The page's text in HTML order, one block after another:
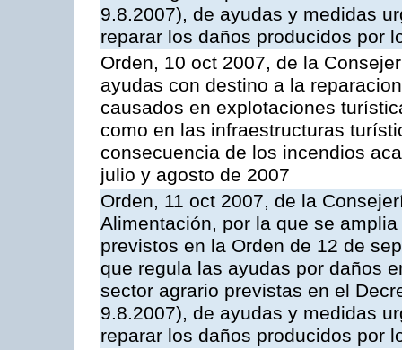
9.8.2007), de ayudas y medidas
reparar los daños producidos por
Orden, 10 oct 2007, de la
ayudas con destino a la
causados en explotaciones
como en las infraestructuras
consecuencia de los incendios
julio y agosto de 2007
Orden, 11 oct 2007, de la
Alimentación, por la que se
previstos en la Orden de 12 de
que regula las ayudas por daños
sector agrario previstas en el
9.8.2007), de ayudas y medidas
reparar los daños producidos por